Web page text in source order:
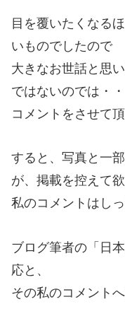
目を覆いたくなる
いものでしたので
大きなお世話と思
ではないのでは・
コメントをさせて頂
すると、写真と一
が、掲載を控えて
私のコメントはし
ブログ筆者の「日
応と、
その私のコメント